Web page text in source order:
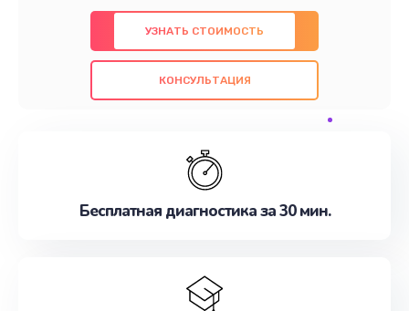
предлагаем быстрый и качественный ремонт с
использованием оригинальных компонентов, а
также гарантируем качество всех
проведенных работ. Наша цель - предоставить
наилучшим образом. Не медлите записаться на
УЗНАТЬ СТОИМОСТЬ
КОНСУЛЬТАЦИЯ
Бесплатная диагностика за 30 мин.